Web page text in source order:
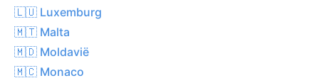
🇱🇺 Luxemburg
🇲🇹 Malta
🇲🇩 Moldavië
🇲🇨 Monaco